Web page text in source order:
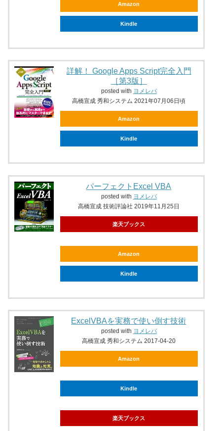
Amazon
Kindle
詳解！ Google Apps Script完全入門
［第3版］
posted with ヨメレバ
高橋宣成 秀和システム 2021年07月06日頃
Amazon
Kindle
パーフェクトExcel VBA
posted with ヨメレバ
高橋宣成 技術評論社 2019年11月25日
楽天ブックス
Amazon
Kindle
ExcelVBAを実務で使い倒す技術
posted with ヨメレバ
高橋宣成 秀和システム 2017-04-20
Amazon
Kindle
楽天ブックス